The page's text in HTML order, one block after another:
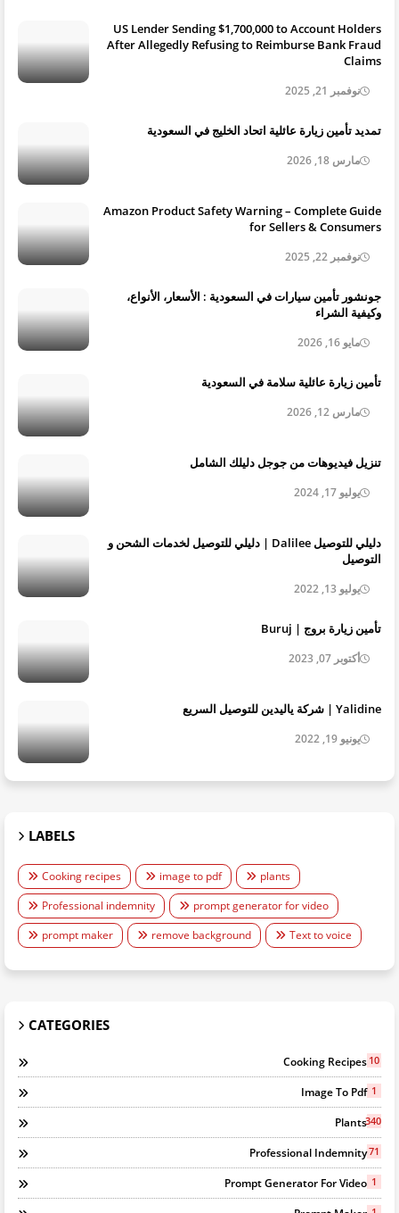
US Lender Sending $1,700,000 to Account Holders
After Allegedly Refusing to Reimburse Bank Fraud
Claims
نوفمبر 21, 2025
تمديد تأمين زيارة عائلية اتحاد الخليج في السعودية
مارس 18, 2026
Amazon Product Safety Warning – Complete Guide
for Sellers & Consumers
نوفمبر 22, 2025
جونشور تأمين سيارات في السعودية : الأسعار، الأنواع،
وكيفية الشراء
مايو 16, 2026
تأمين زيارة عائلية سلامة في السعودية
مارس 12, 2026
تنزيل فيديوهات من جوجل دليلك الشامل
يوليو 17, 2024
دليلي للتوصيل Dalilee | دليلي للتوصيل لخدمات الشحن و
التوصيل
يوليو 13, 2022
تأمين زيارة بروج | Buruj
أكتوبر 07, 2023
Yalidine | شركة ياليدين للتوصيل السريع
يونيو 19, 2022
LABELS
Cooking recipes image to pdf
plants
Professional indemnity
prompt generator for video
prompt maker
remove background Text to voice
CATEGORIES
Cooking Recipes 10
Image To Pdf 1
Plants340
Professional Indemnity71
Prompt Generator For Video 1